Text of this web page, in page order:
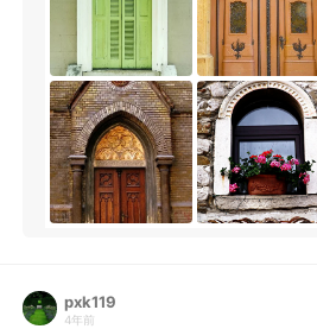
pxk119
4年前